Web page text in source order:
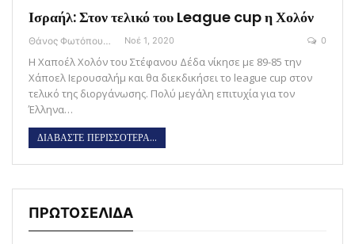
Ισραήλ: Στον τελικό του League cup η Χολόν
Θάνος Φωτόπουλος Νοέ 1, 2020 0
Η Χαποέλ Χολόν του Στέφανου Δέδα νίκησε με 89-85 την
Χάποελ Ιερουσαλήμ και θα διεκδικήσει το league cup στον
τελικό της διοργάνωσης. Πολύ μεγάλη επιτυχία για τον
Έλληνα…
ΔΙΑΒΑΣΤΕ ΠΕΡΙΣΣΟΤΕΡΑ...
ΠΡΩΤΟΣΕΛΙΔΑ